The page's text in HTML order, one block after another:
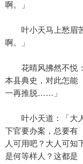
啊。」
叶小天马上愁眉苦
啊。」
花晴风拂然不悦：
本县典史，对此怎能
一再推脱……」
叶小天道：「大人
下官要办案，总要有
人可用吧？大人可知
是何等样人？这都是